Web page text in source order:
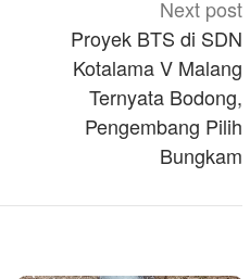
Next post
Proyek BTS di SDN
Kotalama V Malang
Ternyata Bodong,
Pengembang Pilih
Bungkam